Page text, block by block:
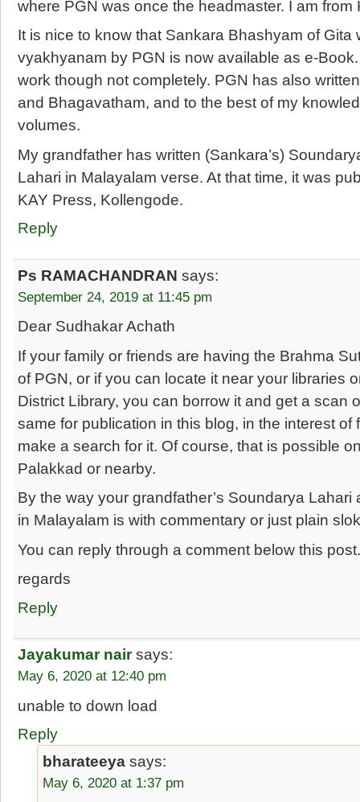
where PGN was once the headmaster. I am
It is nice to know that Sankara Bhashyam of Gita
vyakhyanam by PGN is now available as e-
work though not completely. PGN has also
and Bhagavatham, and to the best of my
volumes.
My grandfather has written (Sankara’s)
Lahari in Malayalam verse. At that time, it was
KAY Press, Kollengode.
Reply
Ps RAMACHANDRAN says:
September 24, 2019 at 11:45 pm
Dear Sudhakar Achath
If your family or friends are having the Brahma
of PGN, or if you can locate it near your libraries
District Library, you can borrow it and get a scan
same for publication in this blog, in the interest of
make a search for it. Of course, that is possible
Palakkad or nearby.
By the way your grandfather’s Soundarya
in Malayalam is with commentary or just plain
You can reply through a comment below this
regards
Reply
Jayakumar nair says:
May 6, 2020 at 12:40 pm
unable to down load
Reply
bharateeya says:
May 6, 2020 at 1:37 pm